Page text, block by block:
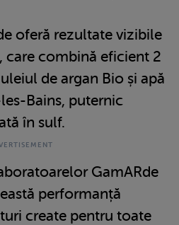
oferă rezultate vizibile
care combină eficient 2
de argan Bio și apă
Bains, puternic
în sulf.
GamARde
performanță
create pentru toate